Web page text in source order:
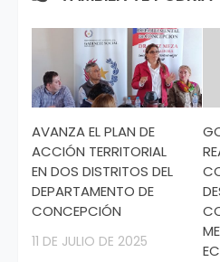
AVANZA EL PLAN DE
ACCIÓN TERRITORIAL
EN DOS DISTRITOS DEL
DEPARTAMENTO DE
CONCEPCIÓN
11 DE JULIO DE 2025